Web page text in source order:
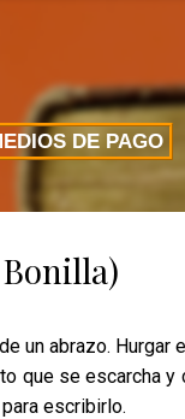
DE PAGO
un abrazo.
que se escarcha
escribirlo.